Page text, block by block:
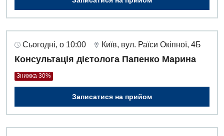
Сьогодні, о 10:00 Київ, вул. Раїси Окіпної, 4Б
Консультація дієтолога Папенко Марина
Знижка 30%
Записатися на прийом